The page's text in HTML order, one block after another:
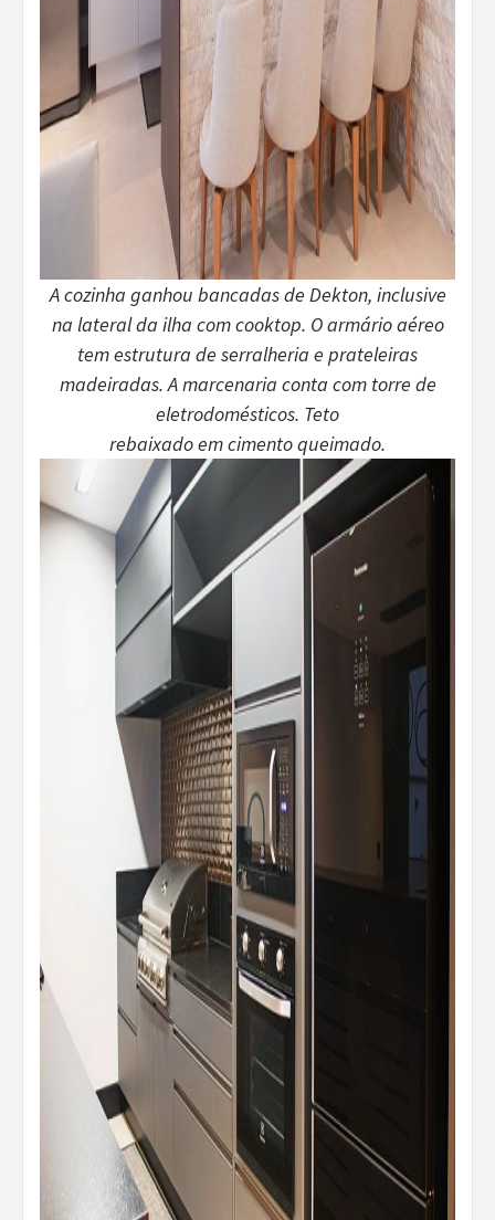
A cozinha ganhou bancadas de Dekton, inclusive
na lateral da ilha com cooktop. O armário aéreo
tem estrutura de serralheria e prateleiras
madeiradas. A marcenaria conta com torre de
eletrodomésticos. Teto
rebaixado em cimento queimado.